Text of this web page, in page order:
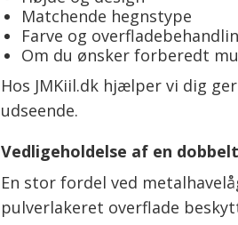
Matchende hegnstype
Farve og
Om du ønsker forberedt
Hos JMKiil.dk hjælper vi dig
udseende.
Vedligeholdelse af en
En stor fordel ved
pulverlakeret overflade